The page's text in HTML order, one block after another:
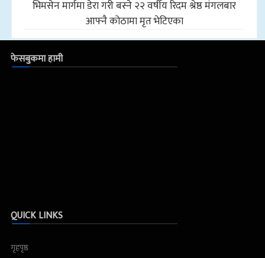
भिमसेन मार्गमा डेरा गरी बस्ने २२ वर्षीय रिदम श्रेष्ठ मंगलबार
आफ्नै कोठामा मृत भेटिएका
फेसबुकमा हामी
QUICK LINKS
गृहपृष्ठ